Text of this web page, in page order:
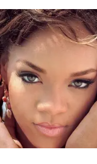
Lieben Frau
Hotels